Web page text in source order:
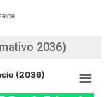
2036)
(2036)